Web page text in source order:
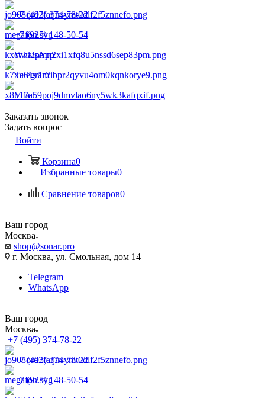
+7 (495) 374-78-22
+7 (925) 148-50-54
WhatsApp
Telegram
Viber
Заказать звонок
Задать вопрос
Войти
Корзина0
Избранные товары0
Сравнение товаров0
Ваш город
Москва
shop@sonar.pro
г. Москва, ул. Смольная, дом 14
Telegram
WhatsApp
Ваш город
Москва
+7 (495) 374-78-22
+7 (495) 374-78-22
+7 (925) 148-50-54